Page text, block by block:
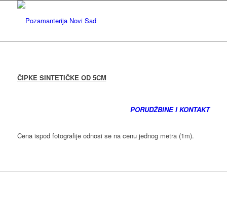
ČIPKE SINTETIČKE OD 5CM
PORUDŽBINE I KONTAKT
Cena ispod fotografije odnosi se na cenu jednog metra (1m).